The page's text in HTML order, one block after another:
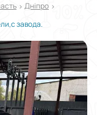
Дніпро
завода.